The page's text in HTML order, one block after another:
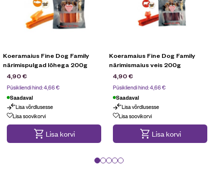
Koeramaius Fine Dog Family
närimispulgad lõhega 200g
4,90€
Püsikliendi hind:4,66€
Saadaval
Lisa võrdlusesse
Lisa soovikorvi
Lisa korvi
Koeramaius Fine Dog Family
närimismaius veis 200g
4,90€
Püsikliendi hind:4,66€
Saadaval
Lisa võrdlusesse
Lisa soovikorvi
Lisa korvi